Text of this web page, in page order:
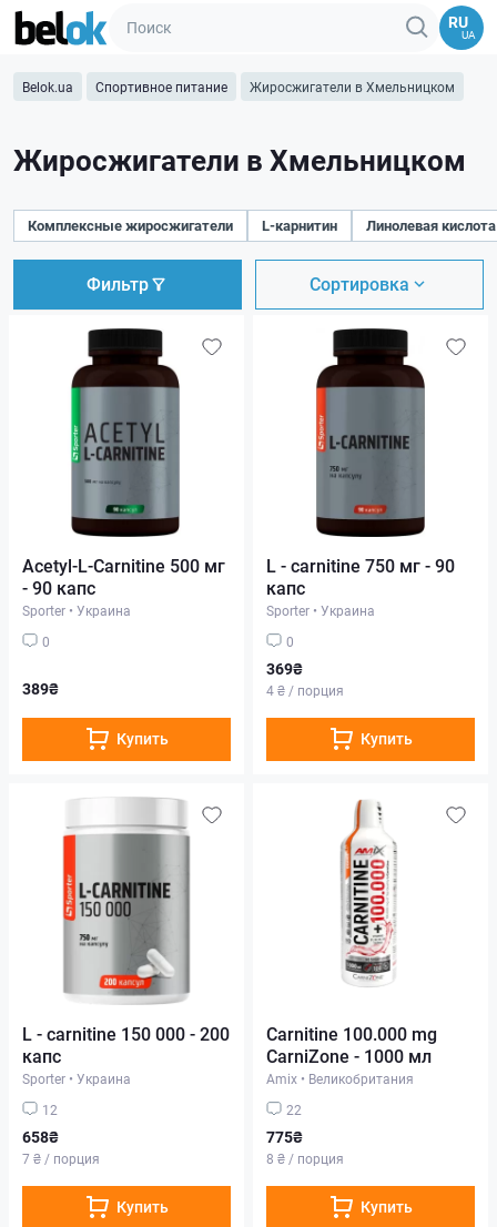
RU
UA
Belok.ua Спортивное питание Жиросжигатели в Хмельницком
Жиросжигатели в Хмельницком
Комплексные жиросжигатели L-карнитин Линолевая
Фильтр Сортировка
Acetyl-L-Carnitine 500 мг
- 90 капс
Sporter • Украина
0
389₴
Купить
L - carnitine 750 мг - 90
капс
Sporter • Украина
0
369₴
4 ₴ / порция
Купить
L - carnitine 150 000 - 200
капс
Sporter • Украина
12
658₴
7 ₴ / порция
Купить
Carnitine 100.000 mg
CarniZone - 1000 мл
Amix • Великобритания
22
775₴
8 ₴ / порция
Купить